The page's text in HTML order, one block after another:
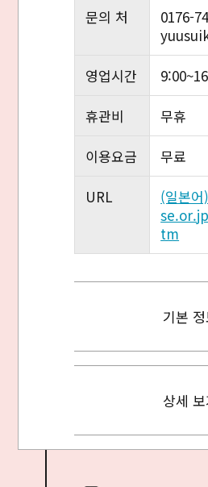
문의 처
0176-
영업시간
휴관비
무휴
이용요금
무료
URL
(일본
tm
기본
상세 보